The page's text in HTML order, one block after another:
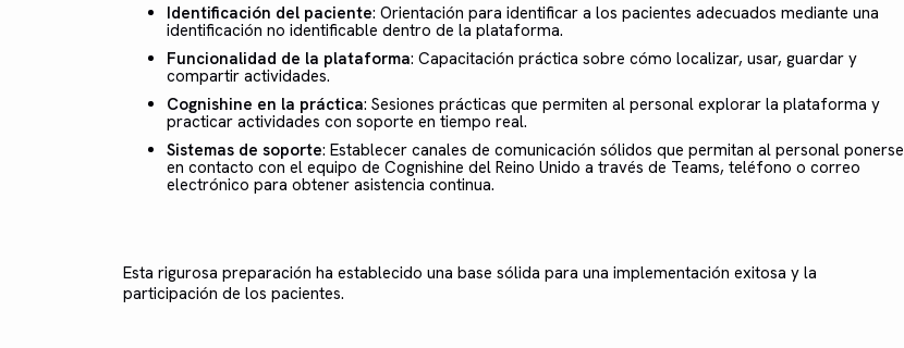
Identificación del paciente: Orientación para identificar a los pacientes adecuados mediante una
identificación no identificable dentro de la plataforma.
Funcionalidad de la plataforma: Capacitación práctica sobre cómo localizar, usar, guardar y
compartir actividades.
Cognishine en la práctica: Sesiones prácticas que permiten al personal explorar la plataforma y
practicar actividades con soporte en tiempo real.
Sistemas de soporte: Establecer canales de comunicación sólidos que permitan al personal ponerse
en contacto con el equipo de Cognishine del Reino Unido a través de Teams, teléfono o correo
electrónico para obtener asistencia continua.
Esta rigurosa preparación ha establecido una base sólida para una implementación exitosa y la
participación de los pacientes.